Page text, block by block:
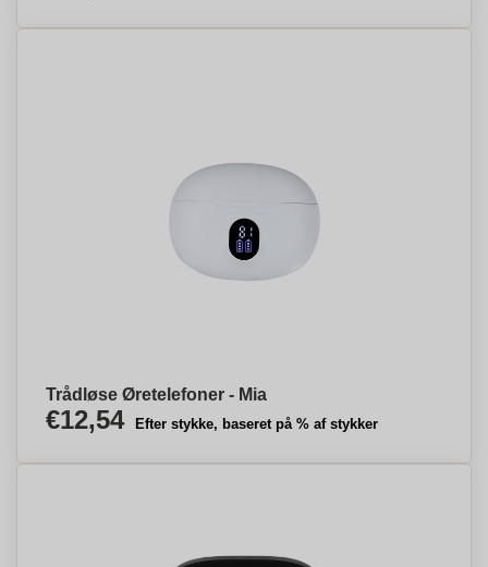
Trådløse Øretelefoner - Mia
€12,54 Efter stykke, baseret på % af stykker